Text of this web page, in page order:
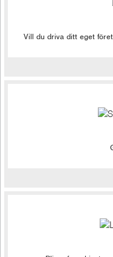
Vill du driva ditt eget